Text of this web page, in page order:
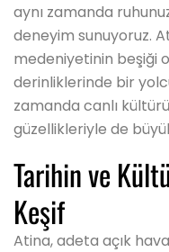
aynı zamanda
deneyim sunuyoruz.
medeniyetinin beşiği
derinliklerinde bir
zamanda canlı
güzellikleriyle de
Tarihin ve
Keşif
Atina, adeta açık